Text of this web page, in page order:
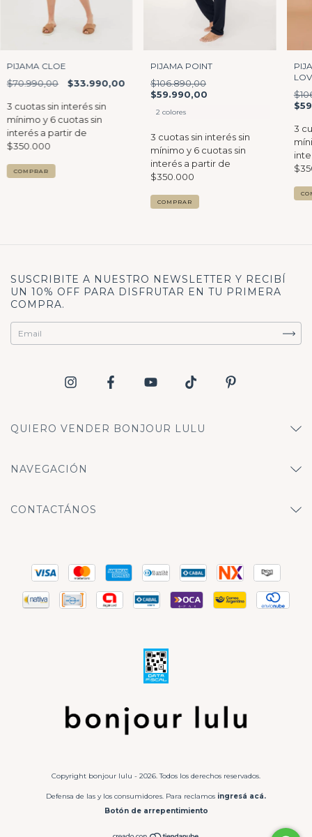
PIJAMA CLOE
$70.990,00 $33.990,00
COMPRAR
PIJAMA POINT
$106.890,00
$59.990,00
2 colores
COMPRAR
SUSCRIBITE A NUESTRO NEWSLETTER Y RECIBÍ
UN 10% OFF PARA DISFRUTAR EN TU PRIMERA
COMPRA.
QUIERO VENDER BONJOUR LULU
NAVEGACIÓN
CONTACTÁNOS
Copyright bonjour lulu - 2026. Todos los derechos reservados.
Defensa de las y los consumidores. Para reclamos ingresá acá.
Botón de arrepentimiento